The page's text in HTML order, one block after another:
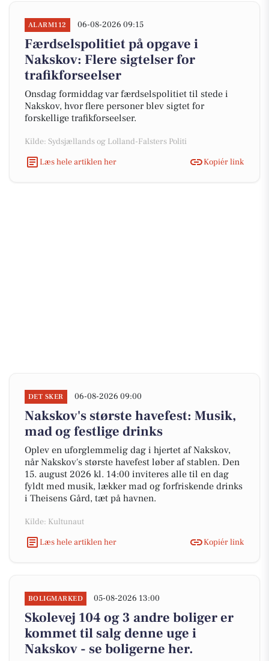
ALARM112 06-08-2026 09:15
Færdselspolitiet på opgave i
Nakskov: Flere sigtelser for
trafikforseelser
Onsdag formiddag var færdselspolitiet til stede i
Nakskov, hvor flere personer blev sigtet for
forskellige trafikforseelser.
Kilde: Sydsjællands og Lolland-Falsters Politi
Læs hele artiklen her
Kopiér link
DET SKER 06-08-2026 09:00
Nakskov's største havefest: Musik,
mad og festlige drinks
Oplev en uforglemmelig dag i hjertet af Nakskov,
når Nakskov's største havefest løber af stablen. Den
15. august 2026 kl. 14:00 inviteres alle til en dag
fyldt med musik, lækker mad og forfriskende drinks
i Theisens Gård, tæt på havnen.
Kilde: Kultunaut
Læs hele artiklen her
Kopiér link
BOLIGMARKED 05-08-2026 13:00
Skolevej 104 og 3 andre boliger er
kommet til salg denne uge i
Nakskov - se boligerne her.